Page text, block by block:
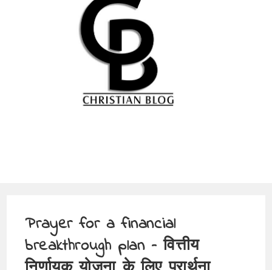
Prayer for a financial
breakthrough plan – वित्तीय